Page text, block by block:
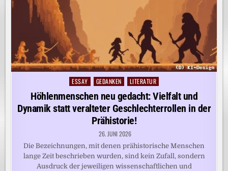
Posted
ESSAY GEDANKEN LITERATUR
Höhlenmenschen neu gedacht: Vielfalt und
Dynamik statt veralteter Geschlechterrollen in der
Prähistorie!
26. JUNI 2026
Die Bezeichnungen, mit denen prähistorische Menschen
lange Zeit beschrieben wurden, sind kein Zufall, sondern
Ausdruck der jeweiligen wissenschaftlichen und